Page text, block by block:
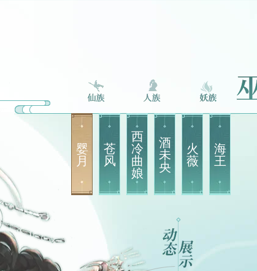
婴
月
苍
风
西
冷
曲
娘
酒
未
央
火
薇
海
王